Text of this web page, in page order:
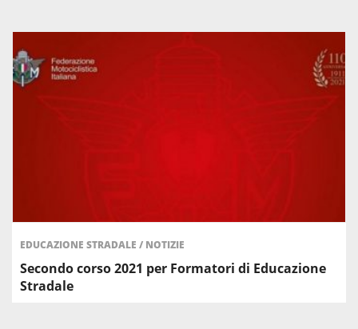
EDUCAZIONE STRADALE / NOTIZIE
Secondo corso 2021 per Formatori di Educazione
Stradale